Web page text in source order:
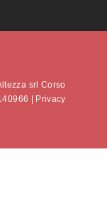
srl Corso
| Privacy